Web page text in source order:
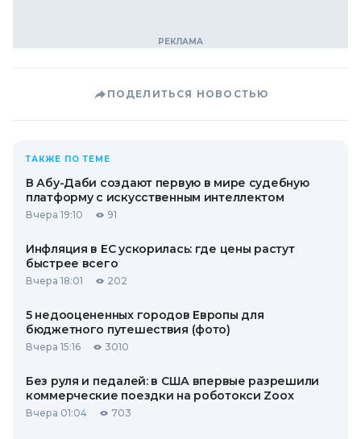
ПОДЕЛИТЬСЯ НОВОСТЬЮ
ТАКЖЕ ПО ТЕМЕ
В Абу-Даби создают первую в мире судебную
платформу с искусственным интеллектом
Вчера 19:10 91
Инфляция в ЕС ускорилась: где цены растут
быстрее всего
Вчера 18:01 202
5 недооцененных городов Европы для
бюджетного путешествия (фото)
Вчера 15:16 3010
Без руля и педалей: в США впервые разрешили
коммерческие поездки на роботокси Zoox
Вчера 01:04 703